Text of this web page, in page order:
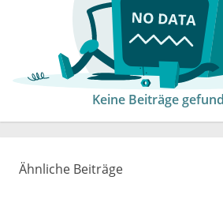
Keine Beiträge
Ähnliche Beiträge